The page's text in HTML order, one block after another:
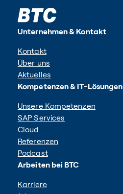
Unternehmen & Kontakt
Kontakt
Über uns
Aktuelles
Kompetenzen & IT-Lösungen
Unsere Kompetenzen
SAP Services
Cloud
Referenzen
Podcast
Arbeiten bei BTC
Karriere